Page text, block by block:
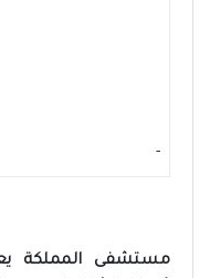
-
مستشفى المملكة